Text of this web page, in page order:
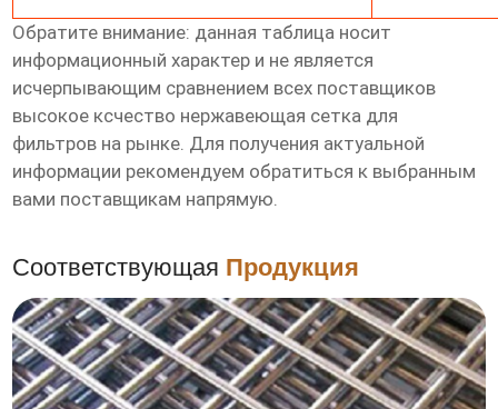
Обратите внимание: данная таблица носит
информационный характер и не является
исчерпывающим сравнением всех поставщиков
высокое ксчество нержавеющая сетка для
фильтров на рынке. Для получения актуальной
информации рекомендуем обратиться к выбранным
вами поставщикам напрямую.
Соответствующая Продукция